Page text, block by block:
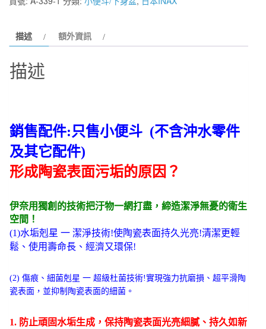
GU-
壁
小
用
伊
奈
獨
防
污
技
術
止
水
抗
描述 額外資訊
描述
銷售配件:只售小便斗 (不含沖水零件
及其它配件)
形成陶瓷表面污垢的原因？
伊奈用獨創的技術把汙物一網打盡，締造潔淨無憂的衛生
空間！
(1)水垢剋星 一 潔淨技術!使陶瓷表面持久光亮!清潔更輕
鬆、使用壽命長、經濟又環保!
(2) 傷痕、細菌剋星 一 超級杜菌技術!實現強力抗磨損、超平滑陶
瓷表面，並抑制陶瓷表面的細菌。
1. 防止頑固水垢生成，保持陶瓷表面光亮細膩、持久如新